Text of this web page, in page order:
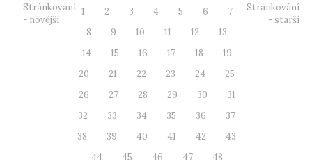
Stránkování
- novější
1 2 3 4 5 6
7
8
9 10 11 12
13
14
15 16 17 18
19
20
21 22 23 24
25
26
27 28 29 30
31
32
33 34 35 36
37
38
39 40 41 42
43
44
45 46 47
48
Stránkování
- starší